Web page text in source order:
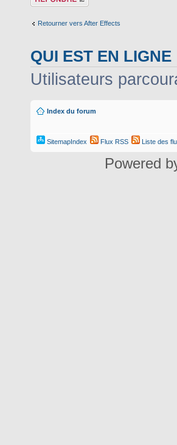
Retourner vers After Effects
QUI EST EN LIGNE
Utilisateurs
Index du forum
SitemapIndex Flux RSS Liste des
Powered